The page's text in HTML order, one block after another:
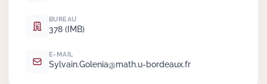
BUREAU
378 (IMB)
E-MAIL
Sylvain.Golenia@math.u-bordeaux.fr